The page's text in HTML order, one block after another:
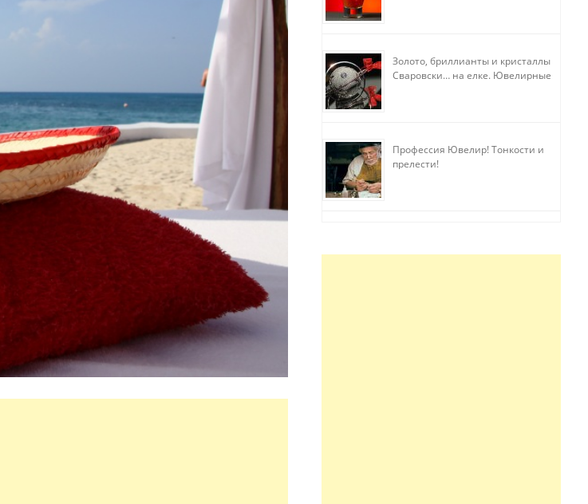
Золото, бриллианты и кристаллы
Сваровски… на елке. Ювелирные
Профессия Ювелир! Тонкости и
прелести!